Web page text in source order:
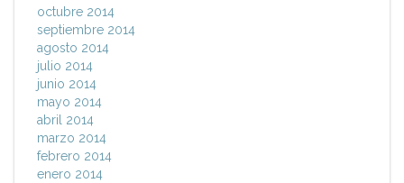
octubre 2014
septiembre 2014
agosto 2014
julio 2014
junio 2014
mayo 2014
abril 2014
marzo 2014
febrero 2014
enero 2014